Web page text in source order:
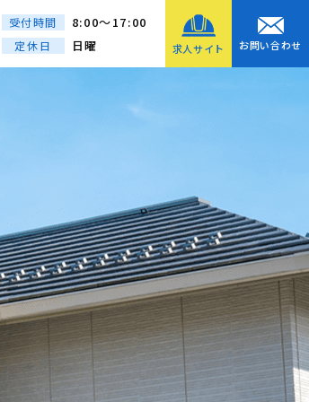
受付時間 8:00～17:00
定休日 日曜 求人サイト お問い合わせ